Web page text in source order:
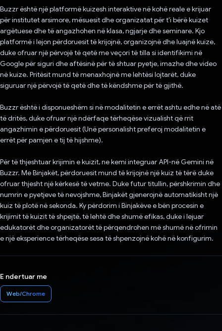
Buzzr është një platformë kuizesh interaktive në kohë reale e krijuar
për institutet arsimore, mësuesit dhe organizatat për t'i bërë kuizet
argëtuese dhe të angazhohen në klasa, ngjarje dhe seminare. Kjo
platformë i lejon përdoruesit të krijojnë, organizojnë dhe luajnë kuize,
duke ofruar një përvojë të qetë me veçori të tilla si identifikimi në
Google për siguri dhe aftësinë për të shtuar pyetje, imazhe dhe video
në kuize. Pritësit mund të menaxhojnë me lehtësi lojtarët, duke
siguruar një përvojë të qetë dhe të këndshme për të gjithë.
Buzzr është i disponueshëm si në modalitetin e errët ashtu edhe në atë
të dritës, duke ofruar një ndërfaqe tërheqëse vizualisht që rrit
angazhimin e përdoruesit (Unë personalisht preferoj modalitetin e
errët për pamjen e tij të hijshme).
Për të thjeshtuar krijimin e kuizit, ne kemi integruar API-në Gemini në
Buzzr. Me Binjakët, përdoruesit mund të krijojnë një kuiz të tërë duke
ofruar thjesht një kërkesë të vetme. Duke futur titullin, përshkrimin dhe
numrin e pyetjeve të nevojshme, Binjakët gjenerojnë automatikisht një
kuiz të plotë në sekonda. Ky përdorim i Binjakëve e bën procesin e
krijimit të kuizit të shpejtë, të lehtë dhe shumë efikas, duke i lejuar
edukatorët dhe organizatorët të përqendrohen më shumë në ofrimin
e një eksperience tërheqëse sesa të shpenzojnë kohë në konfigurim.
E ndertuar me
Web/Chrome